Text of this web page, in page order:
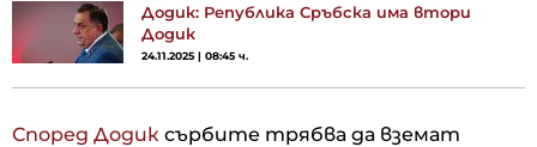
Додик: Република Сръбска има втори
Додик
24.11.2025 | 08:45 ч.
Според Додик сърбите трябва да вземат